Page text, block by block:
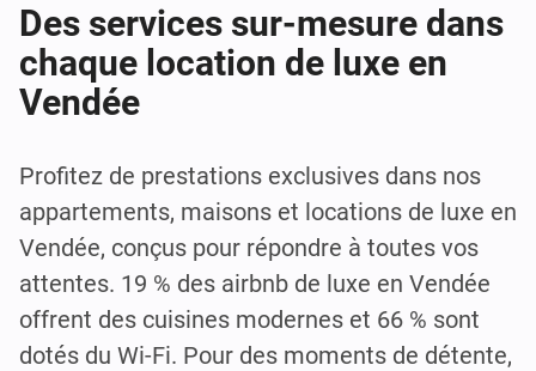
Des services sur-mesure dans
chaque location de luxe en
Vendée
Profitez de prestations exclusives dans nos
appartements, maisons et locations de luxe en
Vendée, conçus pour répondre à toutes vos
attentes. 19 % des airbnb de luxe en Vendée
offrent des cuisines modernes et 66 % sont
dotés du Wi-Fi. Pour des moments de détente,